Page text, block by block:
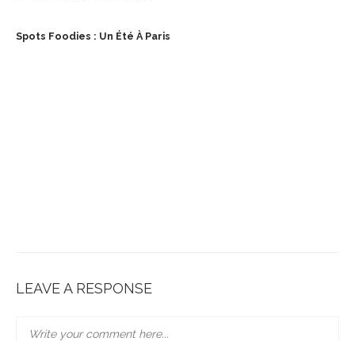
Spots Foodies : Un Été À Paris
LEAVE A RESPONSE